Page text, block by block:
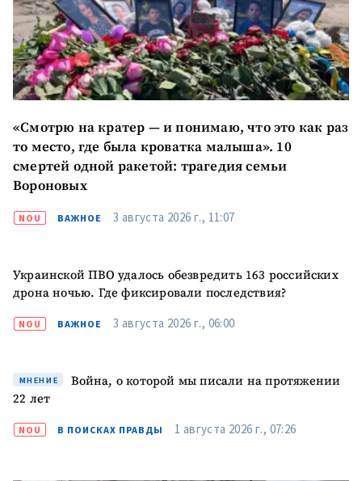
«Смотрю на кратер — и понимаю, что это как раз
то место, где была кроватка малыша». 10
смертей одной ракетой: трагедия семьи
Вороновых
NOU ВАЖНОЕ 3 августа 2026 г., 11:07
Украинской ПВО удалось обезвредить 163 российских
дрона ночью. Где фиксировали последствия?
NOU ВАЖНОЕ 3 августа 2026 г., 06:00
МНЕНИЕ
Война, о которой мы писали на протяжении
22 лет
NOU В ПОИСКАХ ПРАВДЫ 1 августа 2026 г., 07:26